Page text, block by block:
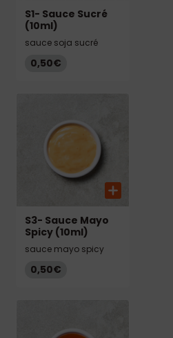
S1- Sauce Sucré
(10ml)
sauce soja sucré
0,50€
S3- Sauce Mayo
Spicy (10ml)
sauce mayo spicy
0,50€